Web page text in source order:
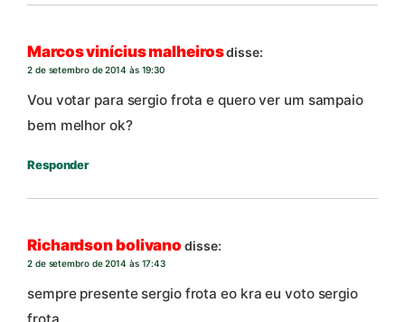
Marcos vinícius malheirosdisse:
2 de setembro de 2014 às 19:30
Vou votar para sergio frota e quero ver um sampaio
bem melhor ok?
Responder
Richardson bolivano disse:
2 de setembro de 2014 às 17:43
sempre presente sergio frota eo kra eu voto sergio